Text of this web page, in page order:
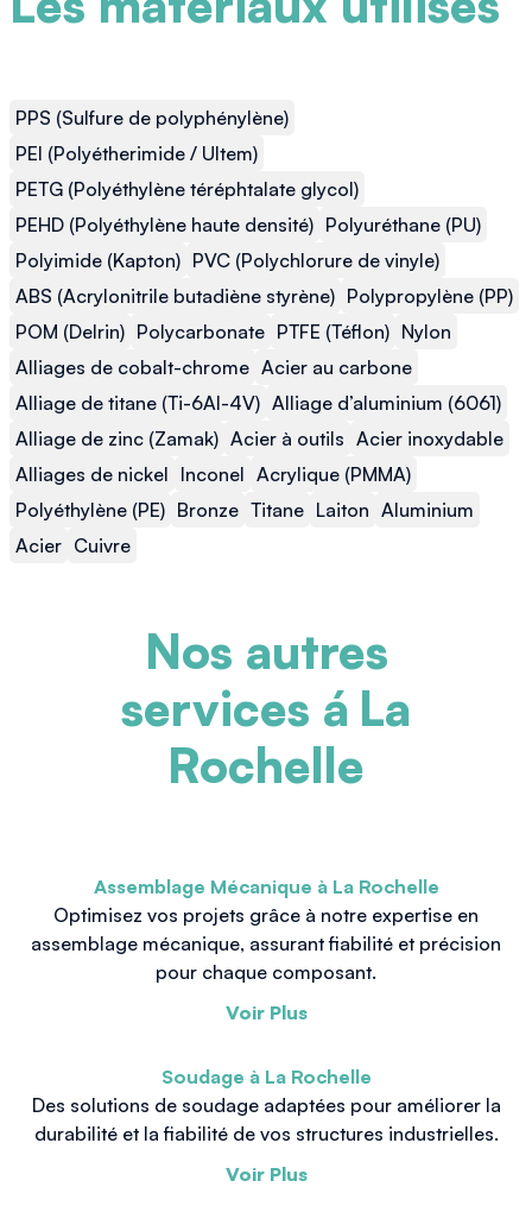
PPS (Sulfure de polyphénylène)
PEI (Polyétherimide / Ultem)
PETG (Polyéthylène téréphtalate glycol)
PEHD (Polyéthylène haute densité) Polyuréthane (PU)
Polyimide (Kapton) PVC (Polychlorure de vinyle)
ABS (Acrylonitrile butadiène styrène) Polypropylène (PP)
POM (Delrin) Polycarbonate PTFE (Téflon) Nylon
Alliages de cobalt-chrome Acier au carbone
Alliage de titane (Ti-6Al-4V) Alliage d’aluminium (6061)
Alliage de zinc (Zamak) Acier à outils Acier inoxydable
Alliages de nickel Inconel Acrylique (PMMA)
Polyéthylène (PE) Bronze Titane Laiton Aluminium
Acier Cuivre
Nos autres
services á La
Rochelle
Assemblage Mécanique à La Rochelle
Optimisez vos projets grâce à notre expertise en
assemblage mécanique, assurant fiabilité et précision
pour chaque composant.
Voir Plus
Soudage à La Rochelle
Des solutions de soudage adaptées pour améliorer la
durabilité et la fiabilité de vos structures industrielles.
Voir Plus